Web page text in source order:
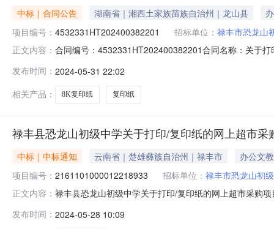
中标｜合同公告 湖南省｜湘西土家族苗族自治州｜龙山县
项目编号： 4532331HT202400382201 招标单位： 禄丰市恐龙山
正文内容： 合同编号：4532331HT202400382201合同名称：关于
同公告日期：2024-05-31代理机构：进口产品审核前公
发布时间： 2024-05-31 22:02
相关产品：
8K复印纸 复印纸
禄丰县恐龙山初级中学关于打印/复印纸的网上超市采
中标｜中标通知 云南省｜楚雄彝族自治州｜禄丰市
办公文教
项目编号： 2161101000012218933 招标单位： 禄丰市恐龙山初
正文内容： 禄丰县恐龙山初级中学关于打印/复印纸的网上超市采购
式：采购计划信息：序号采购计划文号信息采购计划金
发布时间： 2024-05-28 10:09